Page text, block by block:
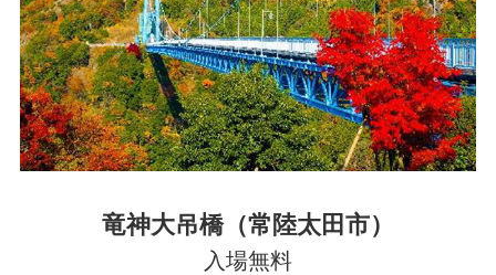
竜神大吊橋（常陸太田市）
入場無料